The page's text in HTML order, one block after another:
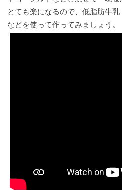
とても楽になるので、低脂肪牛
などを使って作ってみましょう。